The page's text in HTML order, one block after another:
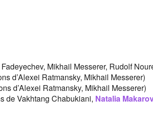
Mikhail Messerer, Rudolf
d’Alexei Ratmansky, Mikhail Messerer)
d’Alexei Ratmansky, Mikhail Messerer)
de Vakhtang Chabukiani, Natalia